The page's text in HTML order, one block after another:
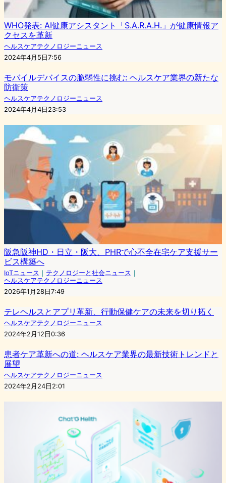
WHO発表: AI健康アシスタント「S.A.R.A.H.」が健康情報ア
クセスを革新
ヘルスケアテクノロジーニュース
2024年4月5日7:56
モバイルデバイスの脆弱性に挑む: ヘルスケア業界の新たな
防衛策
ヘルスケアテクノロジーニュース
2024年4月4日23:53
阪急阪神HD・日立・阪大、PHRで心不全在宅ケア支援サー
ビス構築へ
IoTニュース ｜ テクノロジーと社会ニュース ｜
ヘルスケアテクノロジーニュース
2026年1月28日7:49
テレヘルスとアプリ革新、行動保健ケアの未来を切り拓く
ヘルスケアテクノロジーニュース
2024年2月12日0:36
患者ケア革新への道: ヘルスケア業界の最新技術トレンドと
展望
ヘルスケアテクノロジーニュース
2024年2月24日2:01